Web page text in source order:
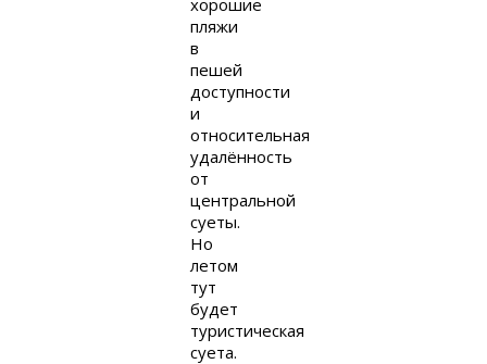
пляжи
в
пешей
доступности
и
относительная
удалённость
от
центральной
суеты.
Но
летом
тут
будет
туристическая
суета.